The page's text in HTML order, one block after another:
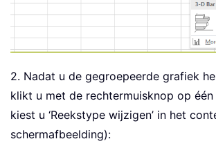
2. Nadat u de gegroepeerde grafiek
klikt u met de rechtermuisknop op
kiest u ‘Reekstype wijzigen’ in het
schermafbeelding):